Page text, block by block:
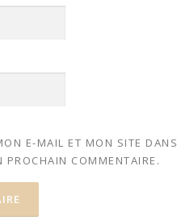
E-MAIL ET MON SITE DANS
COMMENTAIRE.